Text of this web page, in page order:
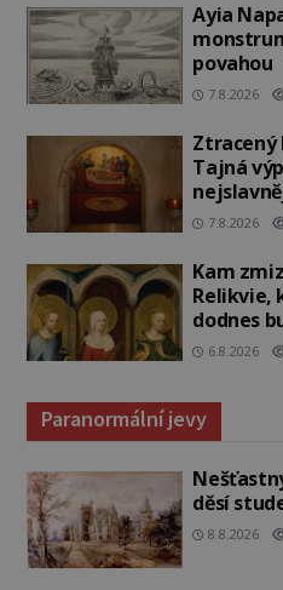
Ayia
povahou
7.8.2026
Ztracený
Tajná
7.8.2026
Kam
Relikvie,
dodnes
6.8.2026
Paranormální jevy
děsí
8.8.2026